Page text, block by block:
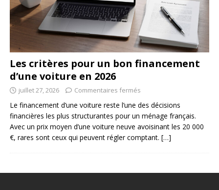
Les critères pour un bon financement
d’une voiture en 2026
juillet 27, 2026 Commentaires fermés
Le financement d’une voiture reste l’une des décisions
financières les plus structurantes pour un ménage français.
Avec un prix moyen d’une voiture neuve avoisinant les 20 000
€, rares sont ceux qui peuvent régler comptant. […]